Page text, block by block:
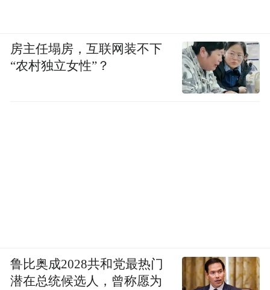
房主任塌房，互联网装不下
“农村独立女性”？
鲁比奥成2028共和党最热门
潜在总统候选人，曾称愿为